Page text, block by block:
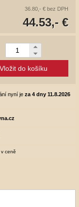
36.80,- € bez DPH
44.53,- €
Vložit do košíku
nyní je za 4 dny 11.8.2026
ceně